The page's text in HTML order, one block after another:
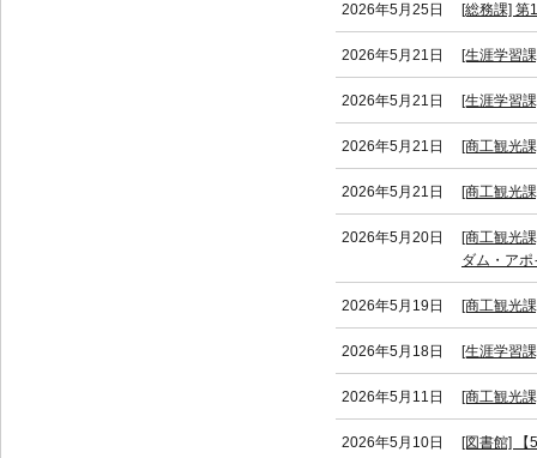
2026年5月25日 [総務課] 第
2026年5月21日 [生涯学習
2026年5月21日 [生涯学習
2026年5月21日 [商工観光
2026年5月21日 [商工観光
2026年5月20日
[商工観光
ダム・ア
2026年5月19日 [商工観光
2026年5月18日 [生涯学習
2026年5月11日 [商工観光
2026年5月10日 [図書館] 【